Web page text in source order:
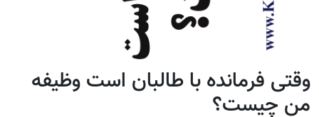
وقتی فرمانده با طالبان است وظیفه
من چیست؟